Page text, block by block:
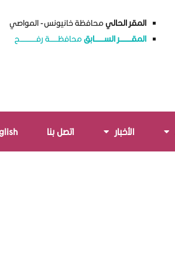
المقر الحاليمحافظة خانيونس - المواصي
المقــــــــــر الســــــــابقمحافظـــــــة رفــــــــــــــح
الأخبار اتصل بنا